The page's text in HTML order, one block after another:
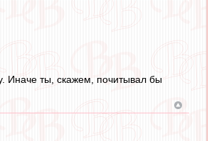
Иначе ты, скажем, почитывал бы